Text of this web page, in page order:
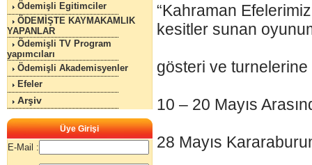
Ödemişli Egitimciler
ÖDEMİŞTE KAYMAKAMLIK
YAPANLAR
Ödemişli TV Program
yapımcıları
Ödemişli Akademisyenler
Efeler
Arşiv
Üye Girişi
E-Mail :
“Kahraman
kesitler sunan
gösteri ve turnelerine
10 – 20 Mayıs
28 Mayıs